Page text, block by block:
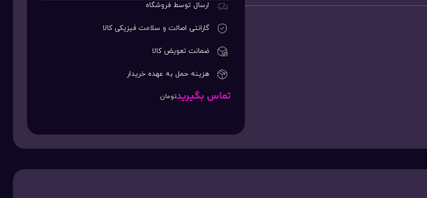
ارسال توسط فروشگاه
گارانتی اصالت و سلامت فیزیکی کالا
ضمانت تعویض کالا
هزینه حمل به عهده خریدار
تماس بگیریدتومان